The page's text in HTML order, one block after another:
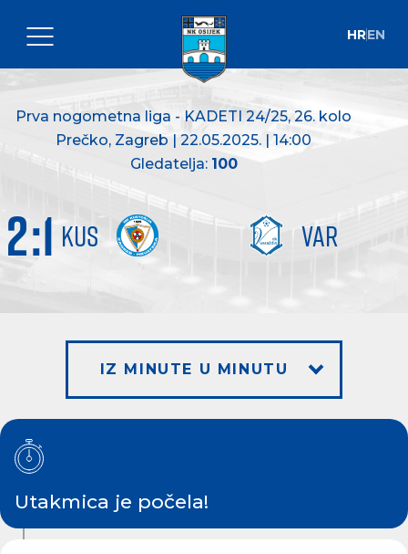
HREN
Prva nogometna liga - KADETI 24/25, 26. kolo
Prečko, Zagreb | 22.05.2025. | 14:00
Gledatelja: 100
KUS VAR
2:1
IZ MINUTE U MINUTU
Utakmica je počela!